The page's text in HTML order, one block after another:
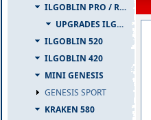
ILGOBLIN PRO / RAW 700
UPGRADES ILGOBLIN PRO / RAW 700
ILGOBLIN 520
ILGOBLIN 420
MINI GENESIS
GENESIS SPORT
KRAKEN 580